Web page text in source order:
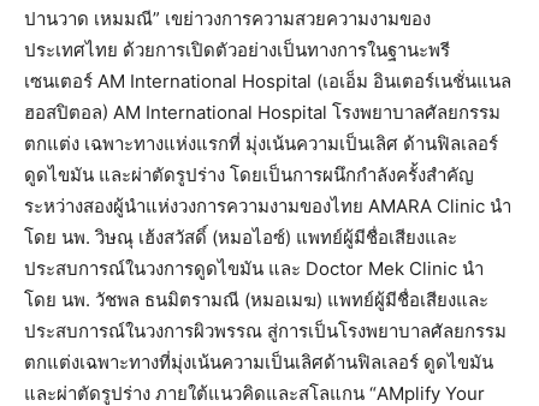
ปานวาด เหมมณี” เขย่าวงการความสวยความงามของ
ประเทศไทย ด้วยการเปิดตัวอย่างเป็นทางการในฐานะพรี
เซนเตอร์ AM International Hospital (เอเอ็ม อินเตอร์เนชั่นแนล
ฮอสปิตอล) AM International Hospital โรงพยาบาลศัลยกรรม
ตกแต่ง เฉพาะทางแห่งแรกที่ มุ่งเน้นความเป็นเลิศ ด้านฟิลเลอร์
ดูดไขมัน และผ่าตัดรูปร่าง โดยเป็นการผนึกกำลังครั้งสำคัญ
ระหว่างสองผู้นำแห่งวงการความงามของไทย AMARA Clinic นำ
โดย นพ. วิษณุ เฮ้งสวัสดิ์ (หมอไอซ์) แพทย์ผู้มีชื่อเสียงและ
ประสบการณ์ในวงการดูดไขมัน และ Doctor Mek Clinic นำ
โดย นพ. วัชพล ธนมิตรามณี (หมอเมฆ) แพทย์ผู้มีชื่อเสียงและ
ประสบการณ์ในวงการผิวพรรณ สู่การเป็นโรงพยาบาลศัลยกรรม
ตกแต่งเฉพาะทางที่มุ่งเน้นความเป็นเลิศด้านฟิลเลอร์ ดูดไขมัน
และผ่าตัดรูปร่าง ภายใต้แนวคิดและสโลแกน “AMplify Your